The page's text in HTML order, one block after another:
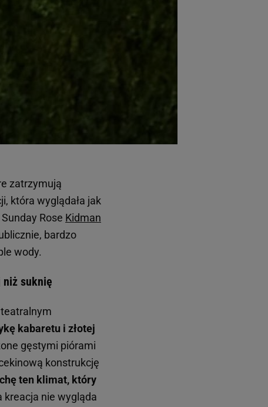
zatrzymują
która wyglądała jak
Rose Kidman
bardzo
wody.
niż suknię
kabaretu i złotej
gęstymi piórami
konstrukcję
ten klimat, który
kreacja nie wygląda
celów identyfikacji.
reklam i treści,